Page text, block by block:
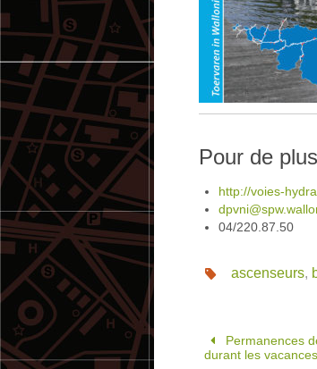
Pour de
http://voies-
04/220.87.50
ascenseurs,
Permanences
durant les